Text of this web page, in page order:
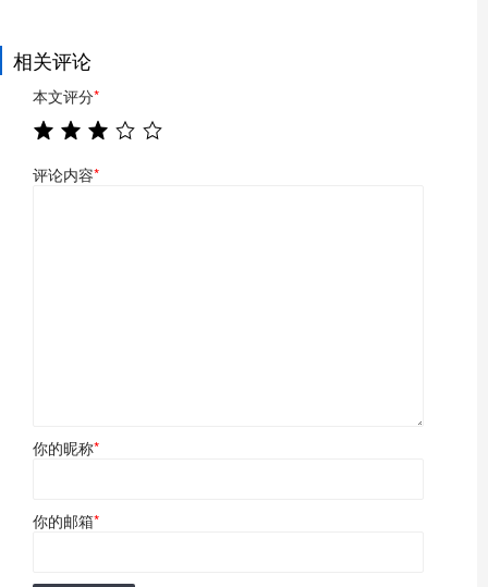
相关评论
本文评分*
评论内容*
你的昵称*
你的邮箱*